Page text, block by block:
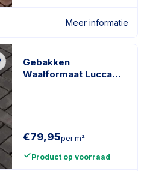
Meer informatie
Gebakken
Waalformaat Lucca
€79,95per m²
Product op voorraad